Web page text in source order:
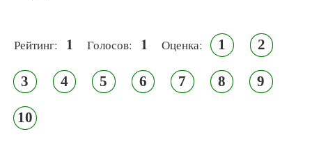
Рейтинг: 1 Голосов: 1 Оценка: 1 2
3 4 5 6 7 8 9
10